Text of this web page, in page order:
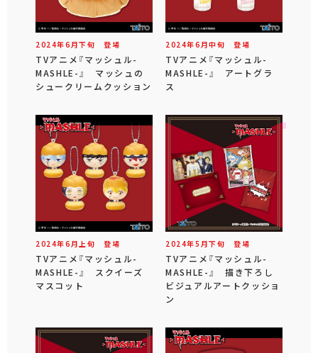
2024年6 月下旬 登場
TVアニメ『マッシュル-
MASHLE-』 マッシュの
シュークリームクッション
2024年6 月中旬 登場
TVアニメ『マッシュル-
MASHLE-』 アートグラ
ス
2024年6 月 上旬 登場
TVアニメ『マッシュル-
MASHLE-』 スクイーズ
マスコット
2024年5 月下旬 登場
TVアニメ『マッシュル-
MASHLE-』 描き下ろし
ビジュアルアートクッショ
ン